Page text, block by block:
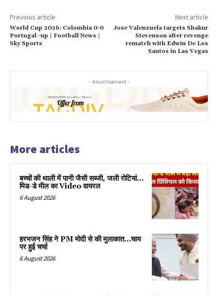
Previous article
World Cup 2026: Colombia 0-0
Portugal -up | Football News |
Sky Sports
Next article
Jose Valenzuela targets Shakur
Stevenson after revenge
rematch with Edwin De Los
Santos in Las Vegas
- Advertisement -
More articles
बच्चों की थाली में पानी जैसी सब्जी, जली रोटियां…
मिड-डे मील का Video वायरल
6 August 2026
हरभजन सिंह ने PM मोदी से की मुलाकात…चाय
पर हुई चर्चा
6 August 2026